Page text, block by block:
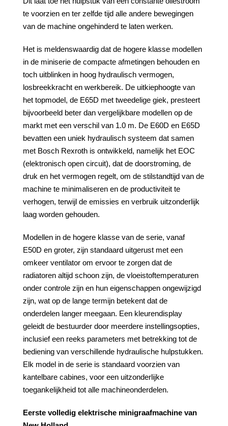
te voorzien en ter zelfde tijd alle andere bewegingen
van de machine ongehinderd te laten werken.
Het is meldenswaardig dat de hogere klasse modellen
in de miniserie de compacte afmetingen behouden en
toch uitblinken in hoog hydraulisch vermogen,
losbreekkracht en werkbereik. De uitkiephoogte van
het topmodel, de E65D met tweedelige giek, presteert
bijvoorbeeld beter dan vergelijkbare modellen op de
markt met een verschil van 1.0 m. De E60D en E65D
bevatten een uniek hydraulisch systeem dat samen
met Bosch Rexroth is ontwikkeld, namelijk het EOC
(elektronisch open circuit), dat de doorstroming, de
druk en het vermogen regelt, om de stilstandtijd van de
machine te minimaliseren en de productiviteit te
verhogen, terwijl de emissies en verbruik uitzonderlijk
laag worden gehouden.
Modellen in de hogere klasse van de serie, vanaf
E50D en groter, zijn standaard uitgerust met een
omkeer ventilator om ervoor te zorgen dat de
radiatoren altijd schoon zijn, de vloeistoftemperaturen
onder controle zijn en hun eigenschappen ongewijzigd
zijn, wat op de lange termijn betekent dat de
onderdelen langer meegaan. Een kleurendisplay
geleidt de bestuurder door meerdere instellingsopties,
inclusief een reeks parameters met betrekking tot de
bediening van verschillende hydraulische hulpstukken.
Elk model in de serie is standaard voorzien van
kantelbare cabines, voor een uitzonderlijke
toegankelijkheid tot alle machineonderdelen.
Eerste volledig elektrische minigraafmachine van